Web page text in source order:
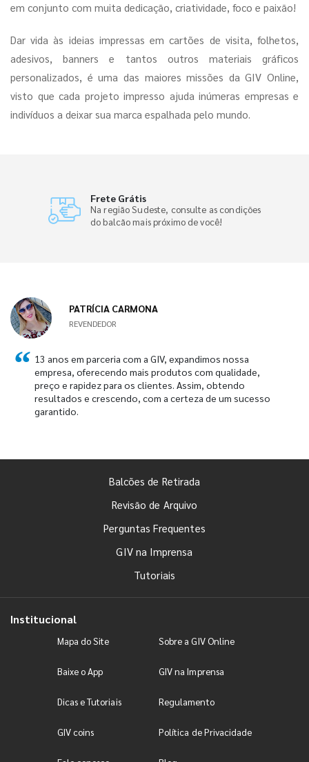
em conjunto com muita dedicação, criatividade, foco e paixão!
Dar vida às ideias impressas em cartões de visita, folhetos,
adesivos, banners e tantos outros materiais gráficos
personalizados, é uma das maiores missões da GIV Online,
visto que cada projeto impresso ajuda inúmeras empresas e
indivíduos a deixar sua marca espalhada pelo mundo.
Frete Grátis
Na região Sudeste, consulte as condições
do balcão mais próximo de você!
PATRÍCIA CARMONA
REVENDEDOR
13 anos em parceria com a GIV, expandimos nossa
empresa, oferecendo mais produtos com qualidade,
preço e rapidez para os clientes. Assim, obtendo
resultados e crescendo, com a certeza de um sucesso
garantido.
Balcões de Retirada
Revisão de Arquivo
Perguntas Frequentes
GIV na Imprensa
Tutoriais
Institucional
Mapa do Site Sobre a GIV Online
Baixe o App GIV na Imprensa
Dicas e Tutoriais Regulamento
GIV coins Política de Privacidade